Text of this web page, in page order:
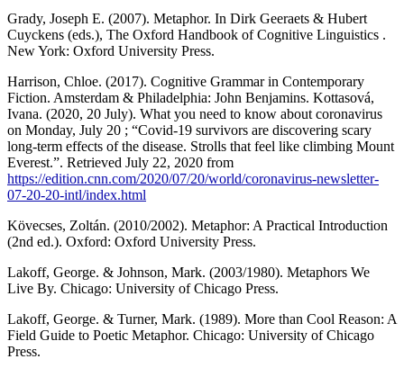
Grady, Joseph E. (2007). Metaphor. In Dirk Geeraets & Hubert
Cuyckens (eds.), The Oxford Handbook of Cognitive Linguistics .
New York: Oxford University Press.
Harrison, Chloe. (2017). Cognitive Grammar in Contemporary
Fiction. Amsterdam & Philadelphia: John Benjamins. Kottasová,
Ivana. (2020, 20 July). What you need to know about coronavirus
on Monday, July 20 ; “Covid-19 survivors are discovering scary
long-term effects of the disease. Strolls that feel like climbing Mount
Everest.”. Retrieved July 22, 2020 from
https://edition.cnn.com/2020/07/20/world/coronavirus-newsletter-
07-20-20-intl/index.html
Kövecses, Zoltán. (2010/2002). Metaphor: A Practical Introduction
(2nd ed.). Oxford: Oxford University Press.
Lakoff, George. & Johnson, Mark. (2003/1980). Metaphors We
Live By. Chicago: University of Chicago Press.
Lakoff, George. & Turner, Mark. (1989). More than Cool Reason: A
Field Guide to Poetic Metaphor. Chicago: University of Chicago
Press.